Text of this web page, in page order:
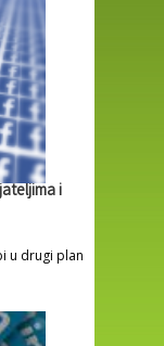
i
u drugi plan